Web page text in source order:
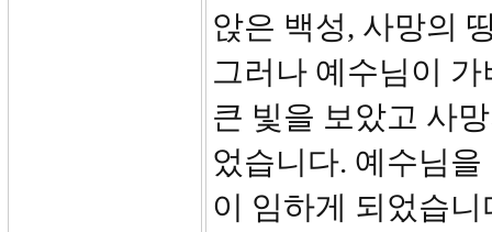
앉은 백성, 사망의
그러나 예수님이
큰 빛을 보았고 사
었습니다. 예수님
이 임하게 되었습